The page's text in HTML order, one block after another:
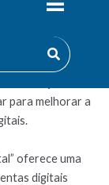
para melhorar a
oferece uma
digitais